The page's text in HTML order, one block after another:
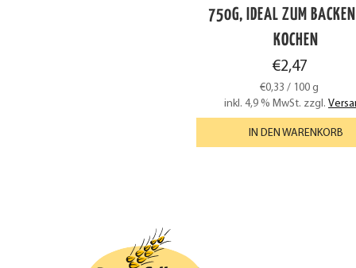
750G, IDEAL ZUM
KOCHEN
€2,47
€0,33 / 100 g
inkl. 4,9 % MwSt. zzgl.
IN DEN WARENKORB